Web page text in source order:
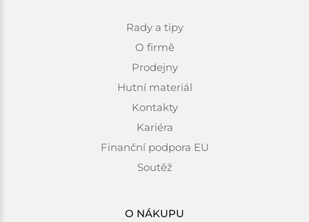
Rady a tipy
O firmě
Prodejny
Hutní materiál
Kontakty
Kariéra
Finanční podpora EU
Soutěž
O NÁKUPU